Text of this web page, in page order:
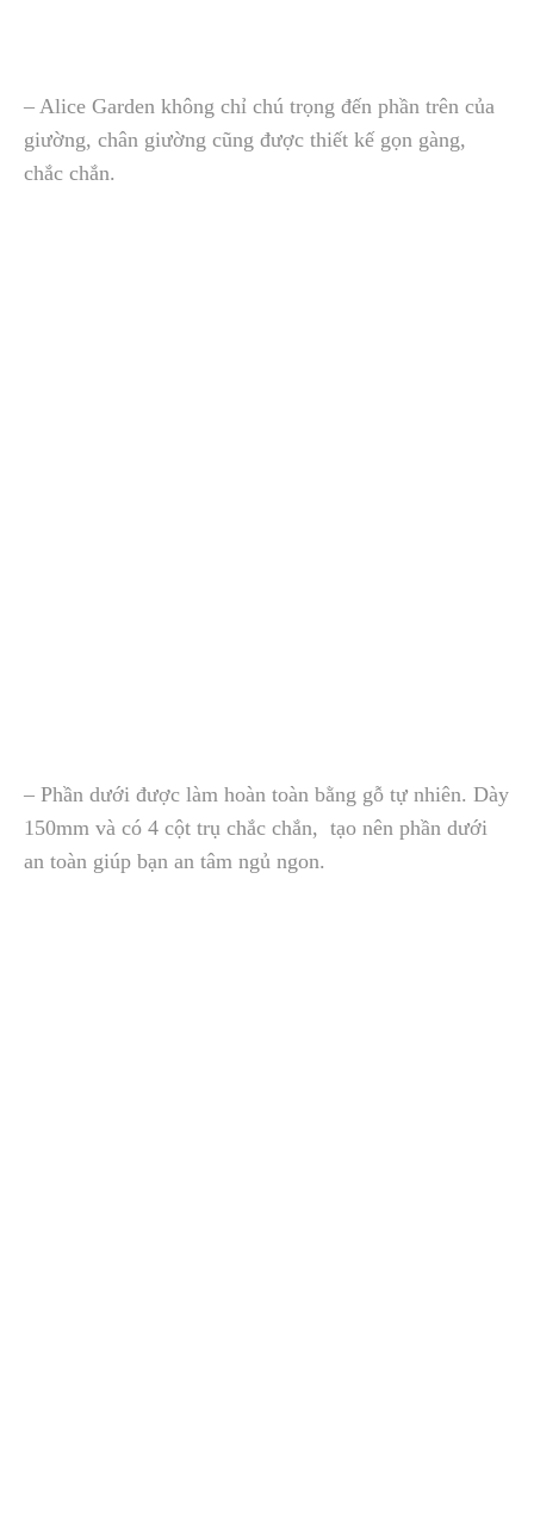
– Alice Garden không chỉ chú trọng đến phần trên của
giường, chân giường cũng được thiết kế gọn gàng,
chắc chắn.
– Phần dưới được làm hoàn toàn bằng gỗ tự nhiên. Dày
150mm và có 4 cột trụ chắc chắn, tạo nên phần dưới
an toàn giúp bạn an tâm ngủ ngon.